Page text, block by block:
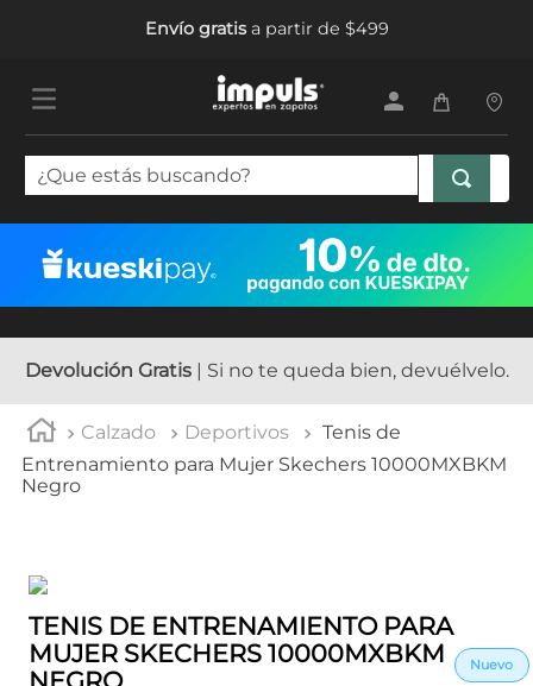
Envío gratisa partir de $499
¿Que estás buscando?
Devolución Gratis| Si no te queda bien, devuélvelo.
Calzado Deportivos
Tenis de
Entrenamiento para Mujer Skechers 10000MXBKM
Negro
TENIS DE ENTRENAMIENTO PARA
MUJER SKECHERS 10000MXBKM
1.
tenis mujer
tenis hombre
5. tenis niña